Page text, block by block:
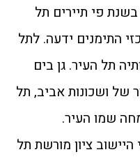
פי תיירים תל
התימנים ידעה. לתל
תל העיר. גן בים
של ושכונות אביב, תל
שמו העיר.
ציון מורשת תל